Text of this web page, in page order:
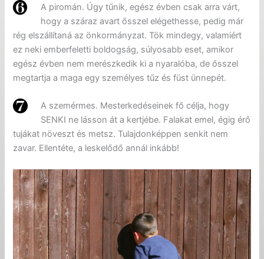
A piromán. Úgy tűnik, egész évben csak arra várt,
hogy a száraz avart ősszel elégethesse, pedig már
rég elszállítaná az önkormányzat. Tök mindegy, valamiért
ez neki emberfeletti boldogság, súlyosabb eset, amikor
egész évben nem merészkedik ki a nyaralóba, de ősszel
megtartja a maga egy személyes tűz és füst ünnepét.
A szemérmes. Mesterkedéseinek fő célja, hogy
SENKI ne lásson át a kertjébe. Falakat emel, égig érő
tujákat növeszt és metsz. Tulajdonképpen senkit nem
zavar. Ellentéte, a leskelődő annál inkább!